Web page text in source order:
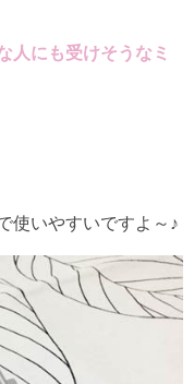
人にも受けそうなミ
使いやすいですよ～♪